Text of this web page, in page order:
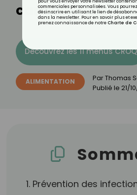
canneberge
Découvrez les 11 menus CROQ
ALIMENTATION ParThomas
Publié le 21/
1. Prévention des
commerciales personnalisées. Vous
désinscrire en utilisant le lien de
dans la newsletter. Pour en savoir plus et
prenez connaissance de notre Charte de